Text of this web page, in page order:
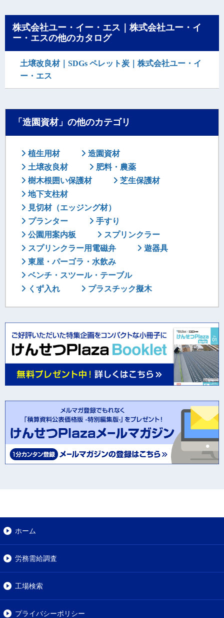
株式会社ユー・イー・エス｜株式会社ユー・イ
ー・エスの他のカタログ
土壌改良材｜SDGs ペレット炭｜株式会社ユー・イ
ー・エス
「造園資材」の他のカテゴリ
植生用材
造園資材
土壌改良材
肥料・農薬
樹木根囲い保護材
芝生保護材
地下支柱材
見切材（エッジング材）
プランター
手すり
公園用案内板
スプリンクラー
スプリンクラー用電磁弁
遊器具
東屋・パーゴラ・水飲み
ベンチ・スツール・テーブル
くず入れ
プラスチック擬木
ホーム
労務需給調査
工場検索
プライバシーポリシー